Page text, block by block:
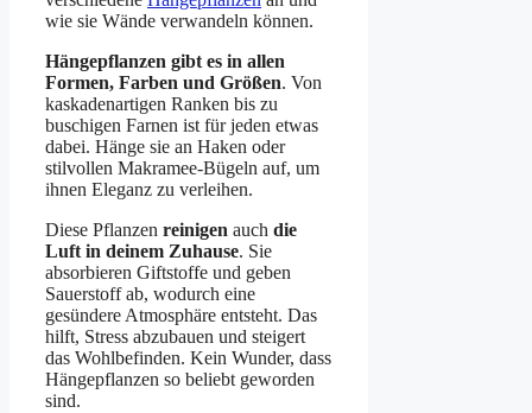
wie sie Wände verwandeln können.
Hängepflanzen gibt es in allen
Formen, Farben und Größen. Von
kaskadenartigen Ranken bis zu
buschigen Farnen ist für jeden etwas
dabei. Hänge sie an Haken oder
stilvollen Makramee-Bügeln auf, um
ihnen Eleganz zu verleihen.
Diese Pflanzen reinigen auch die
Luft in deinem Zuhause. Sie
absorbieren Giftstoffe und geben
Sauerstoff ab, wodurch eine
gesündere Atmosphäre entsteht. Das
hilft, Stress abzubauen und steigert
das Wohlbefinden. Kein Wunder, dass
Hängepflanzen so beliebt geworden
sind.